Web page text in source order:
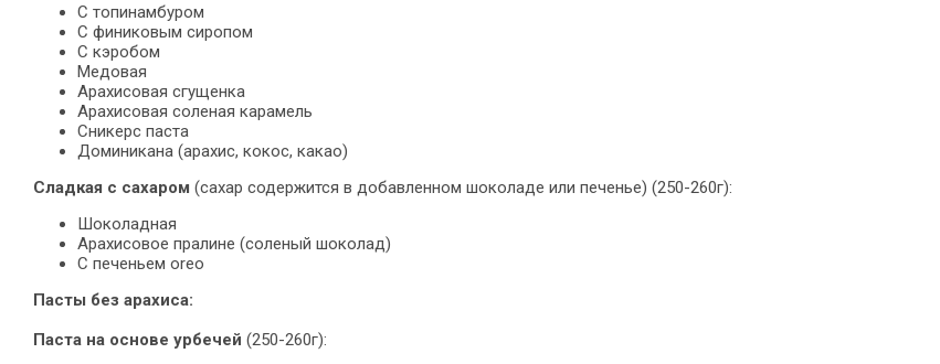
С топинамбуром
С финиковым сиропом
С кэробом
Медовая
Арахисовая сгущенка
Арахисовая соленая карамель
Сникерс паста
Доминикана (арахис, кокос, какао)
Сладкая с сахаром (сахар содержится в добавленном шоколаде или печенье) (250-260г):
Шоколадная
Арахисовое пралине (соленый шоколад)
С печеньем oreo
Пасты без арахиса:
Паста на основе урбечей (250-260г):